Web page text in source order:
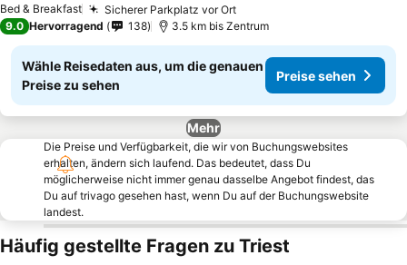
Bed & Breakfast Sicherer Parkplatz vor Ort
9.0 Hervorragend 138 3.5 km bis Zentrum
Wähle Reisedaten aus, um die genauen
Preise zu sehen
Preise sehen
Mehr
Die Preise und Verfügbarkeit, die wir von Buchungswebsites
erhalten, ändern sich laufend. Das bedeutet, dass Du
möglicherweise nicht immer genau dasselbe Angebot findest, das
Du auf trivago gesehen hast, wenn Du auf der Buchungswebsite
landest.
Häufig gestellte Fragen zu Triest